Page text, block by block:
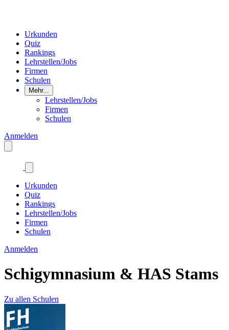
Urkunden
Quiz
Rankings
Lehrstellen/Jobs
Firmen
Schulen
Mehr...
Lehrstellen/Jobs
Firmen
Schulen
Anmelden
Urkunden
Quiz
Rankings
Lehrstellen/Jobs
Firmen
Schulen
Anmelden
Schigymnasium & HAS Stams
Zu allen Schulen